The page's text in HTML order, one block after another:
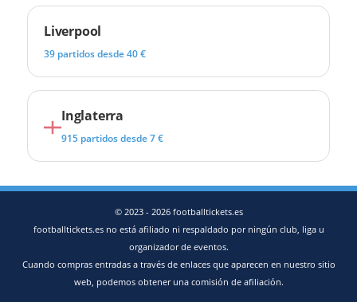
Liverpool
39 partidos desde 40 €
Inglaterra
915 partidos desde 7 €
© 2023 - 2026 footballtickets.es
footballtickets.es no está afiliado ni respaldado por ningún club, liga u
organizador de eventos.
Cuando compras entradas a través de enlaces que aparecen en nuestro sitio
web, podemos obtener una comisión de afiliación.